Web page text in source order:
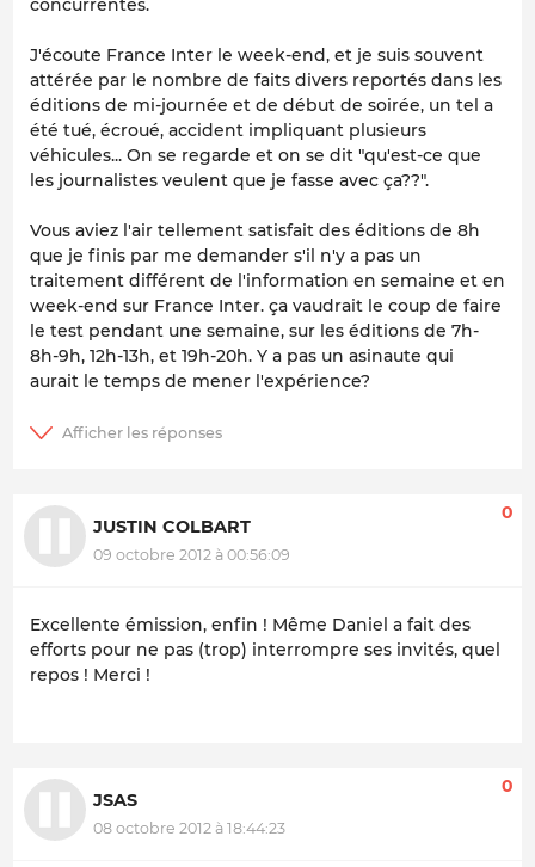
concurrentes.
J'écoute France Inter le week-end, et je suis souvent
attérée par le nombre de faits divers reportés dans les
éditions de mi-journée et de début de soirée, un tel a
été tué, écroué, accident impliquant plusieurs
véhicules... On se regarde et on se dit "qu'est-ce que
les journalistes veulent que je fasse avec ça??".
Vous aviez l'air tellement satisfait des éditions de 8h
que je finis par me demander s'il n'y a pas un
traitement différent de l'information en semaine et en
week-end sur France Inter. ça vaudrait le coup de faire
le test pendant une semaine, sur les éditions de 7h-
8h-9h, 12h-13h, et 19h-20h. Y a pas un asinaute qui
aurait le temps de mener l'expérience?
JUSTIN COLBART
09 octobre 2012 à 00:56:09
0
Excellente émission, enfin ! Même Daniel a fait des
efforts pour ne pas (trop) interrompre ses invités, quel
repos ! Merci !
JSAS
08 octobre 2012 à 18:44:23
0